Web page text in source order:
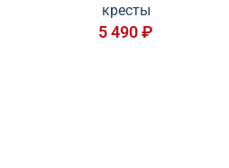
кресты
5 490₽